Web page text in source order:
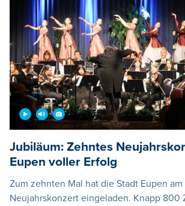
Jubiläum: Zehntes
Eupen voller Erfolg
Zum zehnten Mal hat die Stadt Eupen
Neujahrskonzert eingeladen. Knapp 800